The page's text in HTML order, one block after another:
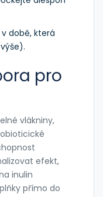
v době, která
pro
vlákniny,
efekt,
inulin
přímo do